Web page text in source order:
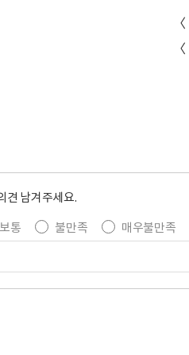
〈
〈
견 남겨주세요.
보통 불만족 매우불만족